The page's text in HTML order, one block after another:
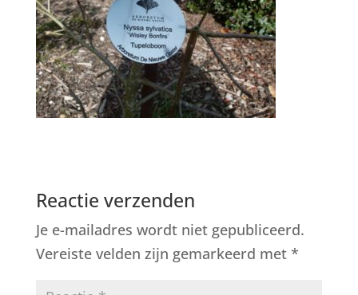
Reactie verzenden
Je e-mailadres wordt niet gepubliceerd.
Vereiste velden zijn gemarkeerd met *